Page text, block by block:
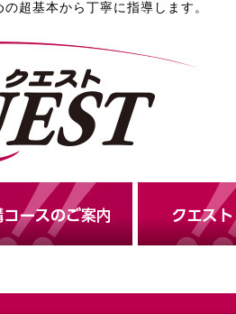
超基本から丁寧に指導します。